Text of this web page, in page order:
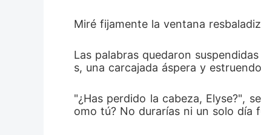
Miré fijamente la ventana
Las palabras quedaron
s, una carcajada áspera y
"¿Has perdido la cabeza, Elyse?",
omo tú? No durarías ni un solo día